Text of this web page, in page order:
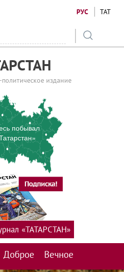
РУС ТАТ
издание
побывал
Доброе Вечное
«ТАТАРСТАН»